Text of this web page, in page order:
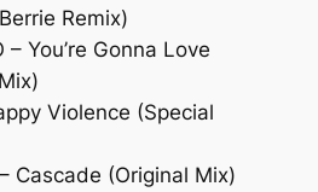
Remix)
– You’re Gonna Love
Violence (Special
Cascade (Original Mix)